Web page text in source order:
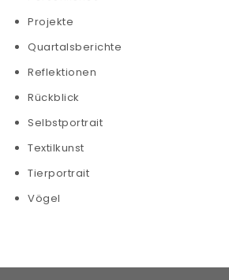
Projekte
Quartalsberichte
Reflektionen
Rückblick
Selbstportrait
Textilkunst
Tierportrait
Vögel